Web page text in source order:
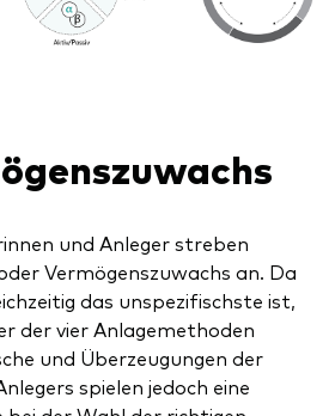
und Anleger streben
Vermögenszuwachs an. Da
das unspezifischste ist,
der vier Anlagemethoden
und Überzeugungen der
spielen jedoch eine